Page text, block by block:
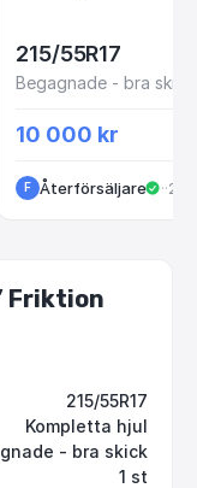
215/55R17
Begagnade - bra skick
10 000 kr
F Återförsäljare ··2
Friktion
215/55R17
Kompletta hjul
- bra skick
1 st